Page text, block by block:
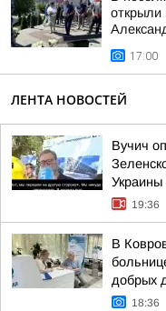
открыли
17:00
ЛЕНТА НОВОСТЕЙ
Вучич
Украины
19:36
В
добрых
18:36